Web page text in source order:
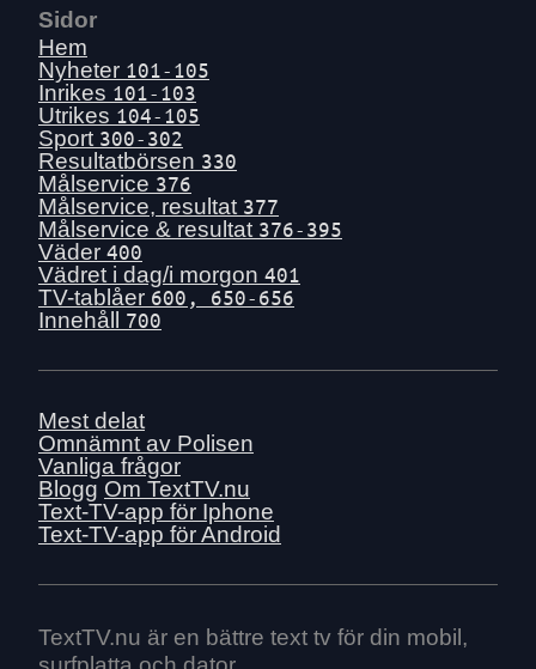
Sidor
Hem
Nyheter 101-105
Inrikes 101-103
Utrikes 104-105
Sport 300-302
Resultatbörsen 330
Målservice 376
Målservice, resultat 377
Målservice & resultat 376-395
Väder 400
Vädret i dag/i morgon 401
TV-tablåer 600, 650-656
Innehåll 700
Mest delat
Omnämnt av Polisen
Vanliga frågor
Blogg Om TextTV.nu
Text-TV-app för Iphone
Text-TV-app för Android
TextTV.nu är en bättre text tv för din mobil,